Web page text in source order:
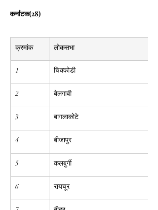
कर्नाटक(28)
क्रमांक लोकसभा
1 चिक्कोडी
2 बेलगावी
3 बागलाकोटे
4 बीजापुर
5 कलबुर्गी
6 रायचूर